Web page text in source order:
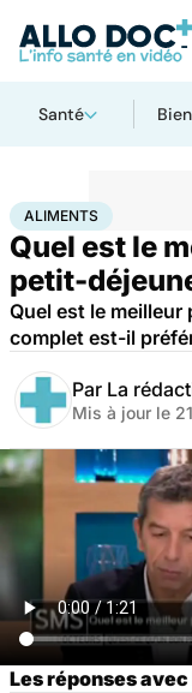
Santé
AccueilSantéAliments
ALIMENTS
Quel est le
petit-
Quel est le meilleur
complet est-il
Par La
Mis à jour le
Les réponses